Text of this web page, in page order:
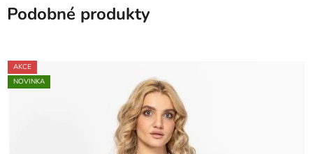
Podobné produkty
AKCE
NOVINKA